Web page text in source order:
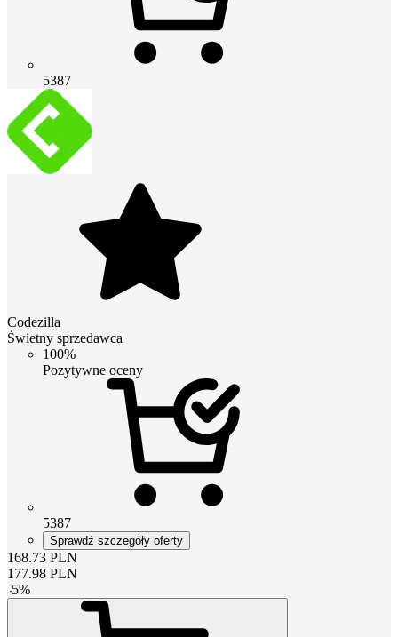
5387
Codezilla
Świetny sprzedawca
100%
Pozytywne oceny
5387
Sprawdź szczegóły oferty
168.73 PLN
177.98 PLN
-5%